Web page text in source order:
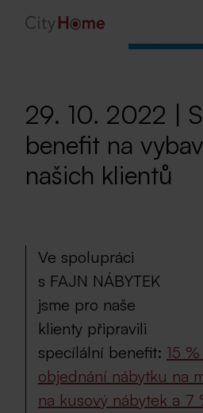
29. 10. 2022 |
benefit na
našich klientů
Ve spolupráci
s FAJN NÁBYTEK
jsme pro naše
klienty připravili
specílální benefit: 15
objednání nábytku na
na kusový nábytek a 7